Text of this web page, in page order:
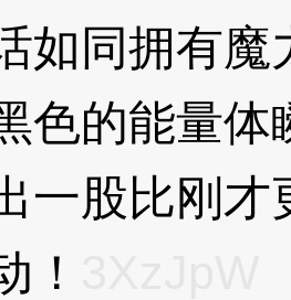
同拥有魔
的能量体
一股比刚
！